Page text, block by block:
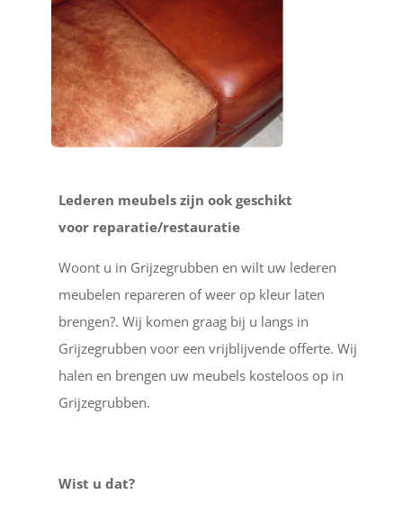
Lederen meubels zijn ook geschikt
voor reparatie/restauratie
Woont u in Grijzegrubben en wilt uw lederen
meubelen repareren of weer op kleur laten
brengen?. Wij komen graag bij u langs in
Grijzegrubben voor een vrijblijvende offerte. Wij
halen en brengen uw meubels kosteloos op in
Grijzegrubben.
Wist u dat?